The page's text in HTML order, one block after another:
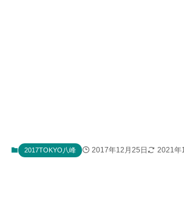
2017TOKYO八峰 2017年12月25日 2021年